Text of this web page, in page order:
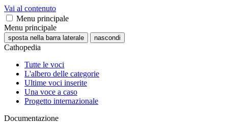
Vai al contenuto
Menu principale
Menu principale
sposta nella barra laterale nascondi
Cathopedia
Tutte le voci
L'albero delle categorie
Ultime voci inserite
Una voce a caso
Progetto internazionale
Documentazione